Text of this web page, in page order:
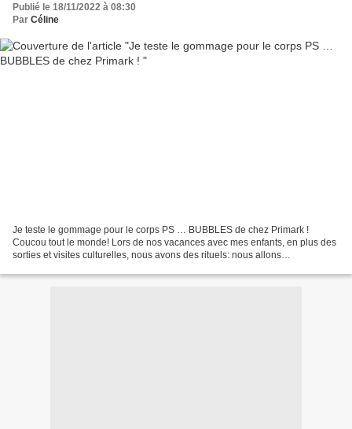
Publié le 18/11/2022 à 08:30
Par Céline
Je teste le gommage pour le corps PS … BUBBLES de chez Primark !
Coucou tout le monde! Lors de nos vacances avec mes enfants, en plus des
sorties et visites culturelles, nous avons des rituels: nous allons